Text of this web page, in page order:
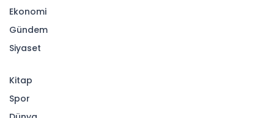
Ekonomi
Gündem
Siyaset
Kitap
Spor